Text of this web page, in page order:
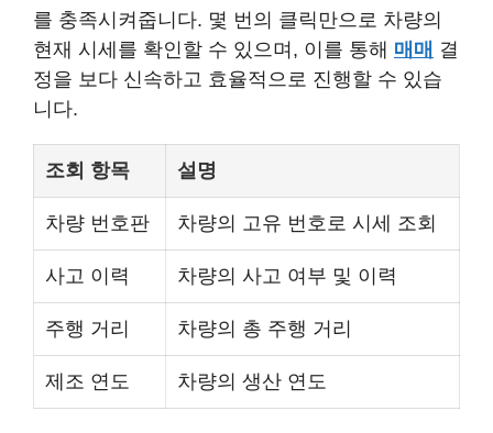
를 충족시켜줍니다. 몇 번의 클릭만으로 차량의
현재 시세를 확인할 수 있으며, 이를 통해 매매 결
정을 보다 신속하고 효율적으로 진행할 수 있습
니다.
조회 항목 설명
차량 번호판 차량의 고유 번호로 시세 조회
사고 이력 차량의 사고 여부 및 이력
주행 거리 차량의 총 주행 거리
제조 연도 차량의 생산 연도